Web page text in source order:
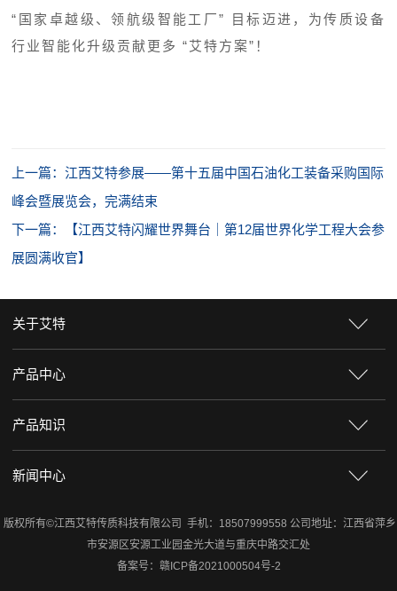
“国家卓越级、领航级智能工厂” 目标迈进，为传质设备
行业智能化升级贡献更多 “艾特方案”！
上一篇：江西艾特参展——第十五届中国石油化工装备采购国际
峰会暨展览会，完满结束
下一篇：【江西艾特闪耀世界舞台｜第12届世界化学工程大会参
展圆满收官】
关于艾特
产品中心
产品知识
新闻中心
版权所有©江西艾特传质科技有限公司 手机：18507999558 公司地址：江西省萍乡
市安源区安源工业园金光大道与重庆中路交汇处
备案号： 赣ICP备2021000504号-2